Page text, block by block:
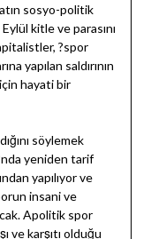
sosyo-politik
kitle ve parasını
?spor
yapılan saldırının
için hayati bir
söylemek
yeniden tarif
yapılıyor ve
insani ve
Apolitik spor
ve karşıtı olduğu